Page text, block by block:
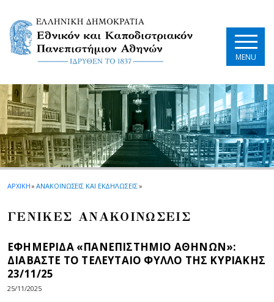
MENU
ΑΡΧΙΚΗ» ΑΝΑΚΟΙΝΩΣΕΙΣ ΚΑΙ ΕΚΔΗΛΩΣΕΙΣ»
ΓΕΝΙΚΕΣ ΑΝΑΚΟΙΝΩΣΕΙΣ
ΕΦΗΜΕΡΙΔΑ «ΠΑΝΕΠΙΣΤΗΜΙΟ ΑΘΗΝΩΝ»:
ΔΙΑΒΑΣΤΕ ΤΟ ΤΕΛΕΥΤΑΙΟ ΦΥΛΛΟ ΤΗΣ ΚΥΡΙΑΚΗΣ
23/11/25
25/11/2025